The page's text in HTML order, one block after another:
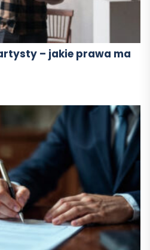
– jakie prawa ma